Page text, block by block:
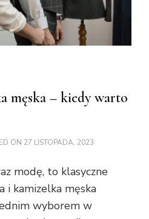
męska – kiedy warto
ON 27 LISTOPADA, 2023
modę, to klasyczne
i kamizelka męska
wyborem w